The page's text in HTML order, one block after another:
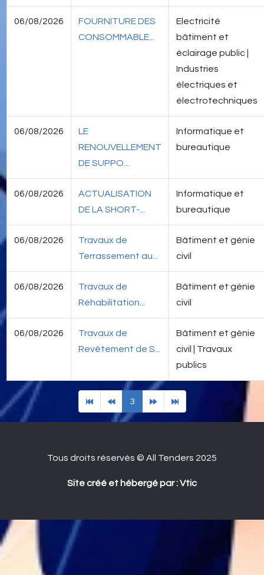
06/08/2026
FOURNITURE DES
CONSOMMABLE...
Electricité
bâtiment et
éclairage public |
Industries
électriques et
électrotechniques
06/08/2026
LE
RENOUVELLEMENT
DE SUPPO...
Informatique et
bureautique
06/08/2026
ACTUALISATION
DE LA SHORT-...
Informatique et
bureautique
06/08/2026
Travaux de
Terrassement au...
Bâtiment et génie
civil
06/08/2026
Travaux de
Réhabilitation...
Bâtiment et génie
civil
06/08/2026
Travaux de
Revêtement de S...
Bâtiment et génie
civil | Travaux
publics
3
Tous droits réservés © All Tenders 2025
Site créé et hébergé par : Vtic